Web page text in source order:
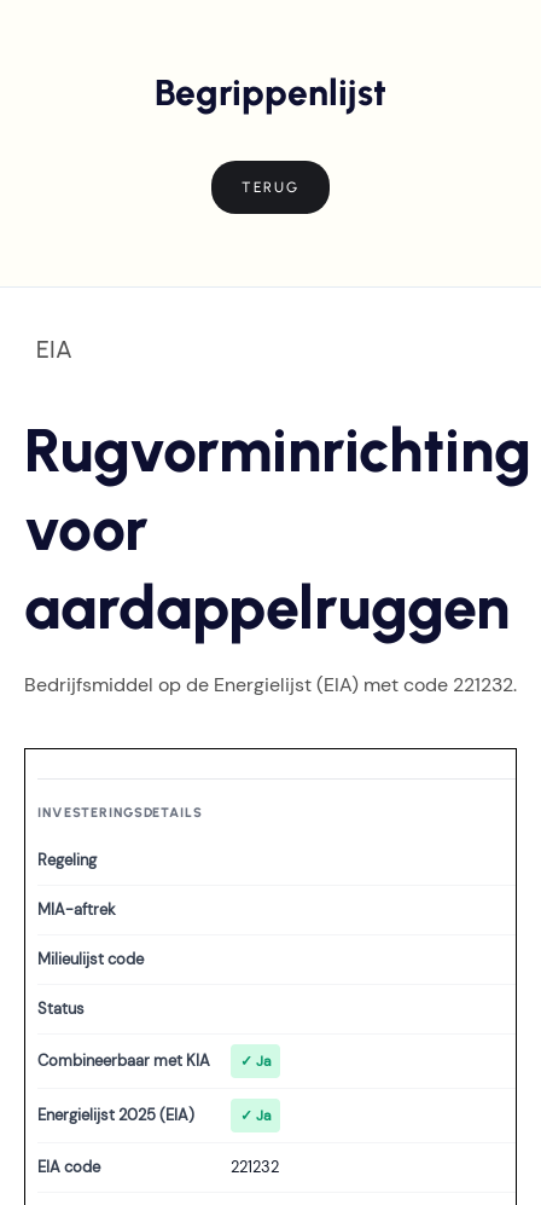
Begrippenlijst
TERUG
EIA
Rugvorminrichting
voor
aardappelruggen
Bedrijfsmiddel op de Energielijst (EIA) met code 221232.
INVESTERINGSDETAILS
Regeling
MIA-aftrek
Milieulijst code
Status
Combineerbaar met KIA ✓ Ja
Energielijst 2025 (EIA) ✓ Ja
EIA code 221232